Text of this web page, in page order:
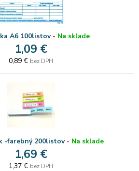
A6 100listov- Na sklade
1,09 €
0,89 € bez DPH
-farebný 200listov- Na sklade
1,69 €
1,37 € bez DPH